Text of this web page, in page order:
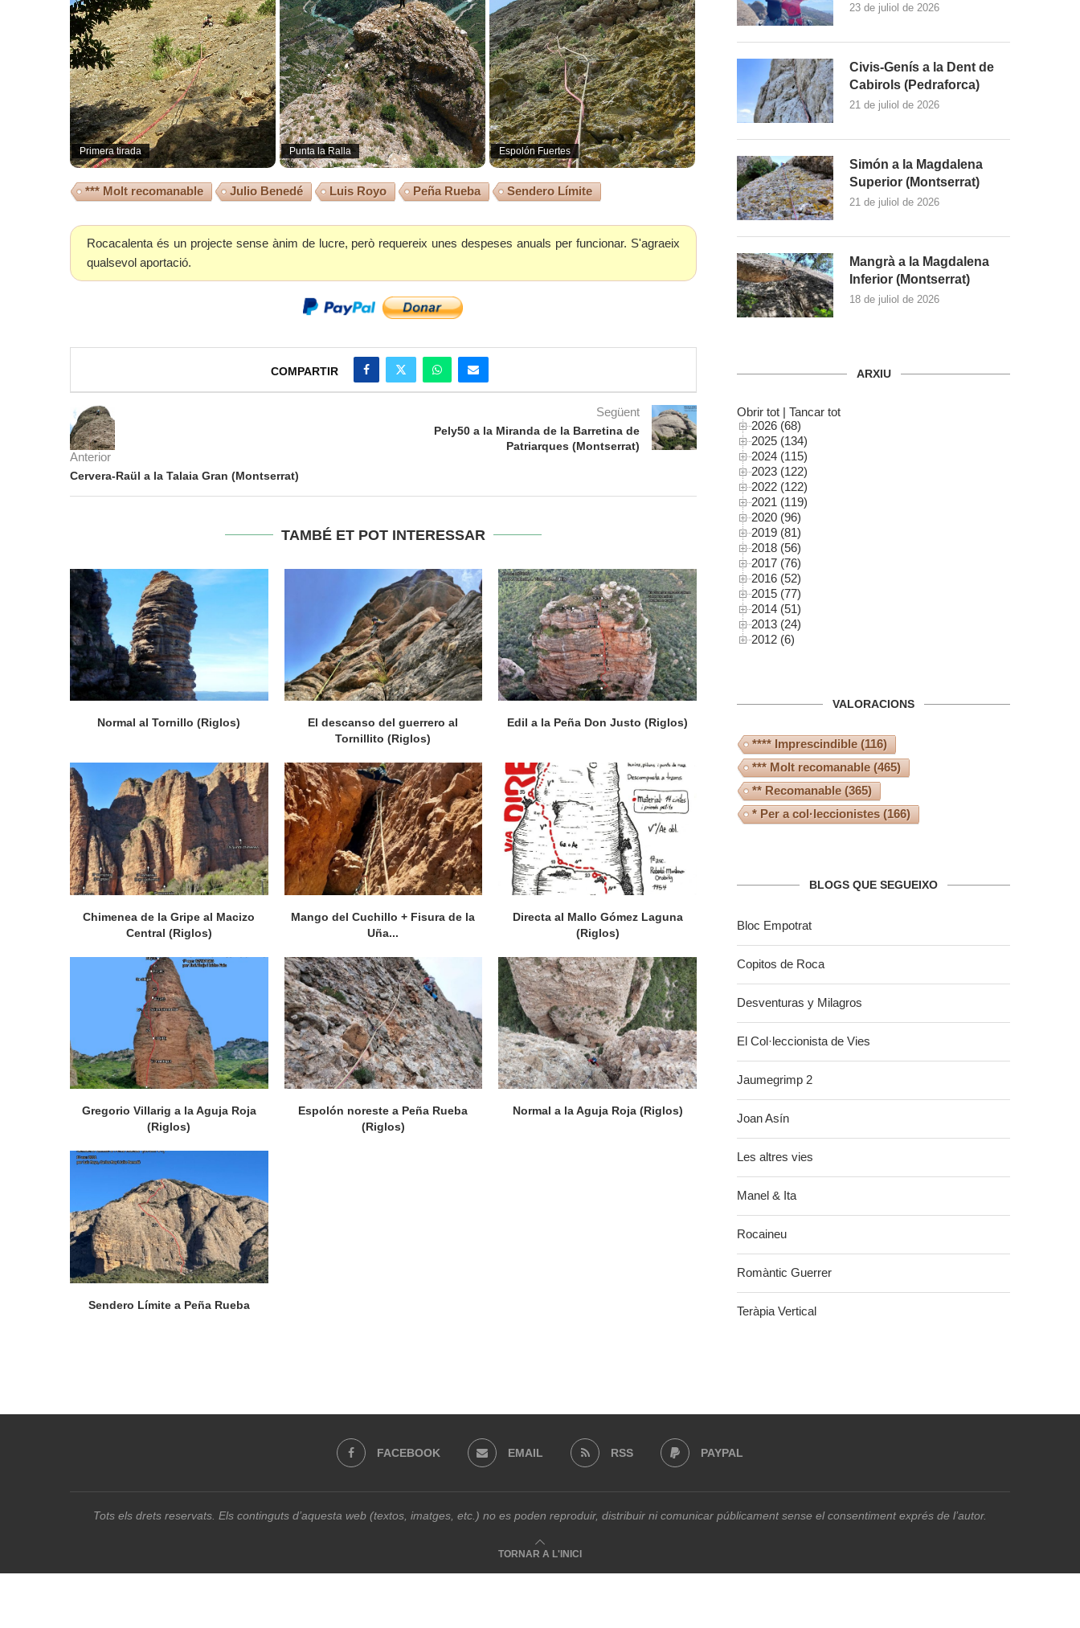
Primera tirada Punta la Ralla Espolón Fuertes
*** Molt recomanable Julio Benedé Luis Royo Peña Rueba Sendero Límite
Rocacalenta és un projecte sense ànim de lucre, però requereix unes despeses anuals per funcionar. S'agraeix
qualsevol aportació.
COMPARTIR
Anterior
Cervera-Raül a la Talaia Gran (Montserrat)
Següent
Pely50 a la Miranda de la Barretina de
Patriarques (Montserrat)
TAMBÉ ET POT INTERESSAR
Normal al Tornillo (Riglos)
El descanso del guerrero al
Tornillito (Riglos)
Edil a la Peña Don Justo (Riglos)
Chimenea de la Gripe al Macizo
Central (Riglos)
Mango del Cuchillo + Fisura de la
Uña...
Directa al Mallo Gómez Laguna
(Riglos)
Gregorio Villarig a la Aguja Roja
(Riglos)
Espolón noreste a Peña Rueba
(Riglos)
Normal a la Aguja Roja (Riglos)
Sendero Límite a Peña Rueba
23 de juliol de 2026
Civis-Genís a la Dent de
Cabirols (Pedraforca)
21 de juliol de 2026
Simón a la Magdalena
Superior (Montserrat)
21 de juliol de 2026
Mangrà a la Magdalena
Inferior (Montserrat)
18 de juliol de 2026
ARXIU
Obrir tot | Tancar tot
2026 (68)
2025 (134)
2024 (115)
2023 (122)
2022 (122)
2021 (119)
2020 (96)
2019 (81)
2018 (56)
2017 (76)
2016 (52)
2015 (77)
2014 (51)
2013 (24)
2012 (6)
VALORACIONS
**** Imprescindible(116)
*** Molt recomanable(465)
** Recomanable(365)
* Per a col·leccionistes (166)
BLOGS QUE SEGUEIXO
Bloc Empotrat
Copitos de Roca
Desventuras y Milagros
El Col·leccionista de Vies
Jaumegrimp 2
Joan Asín
Les altres vies
Manel & Ita
Rocaineu
Romàntic Guerrer
Teràpia Vertical
FACEBOOK EMAIL RSS PAYPAL
Tots els drets reservats. Els continguts d’aquesta web (textos, imatges, etc.) no es poden reproduir, distribuir ni comunicar públicament sense el consentiment exprés de l’autor.
TORNAR A L'INICI